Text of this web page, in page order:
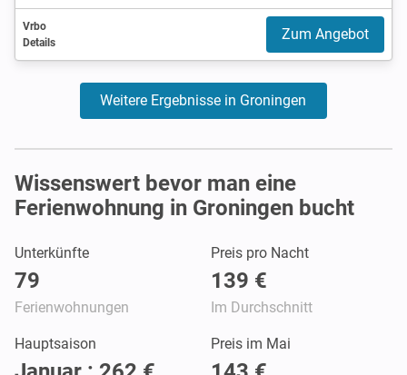
Vrbo
Details
Zum Angebot
Weitere Ergebnisse in Groningen
Wissenswert bevor man eine
Ferienwohnung in Groningen bucht
Unterkünfte
79
Ferienwohnungen
Preis pro Nacht
139 €
Im Durchschnitt
Hauptsaison Preis im Mai